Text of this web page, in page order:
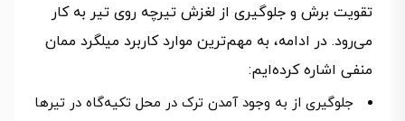
تقویت برش و جلوگیری از لغزش تیرچه روی تیر به کار
می‌رود. در ادامه، به مهم‌ترین موارد کاربرد میلگرد ممان
منفی اشاره کرده‌ایم:
جلوگیری از به وجود آمدن ترک در محل تکیه‌گاه در تیرها